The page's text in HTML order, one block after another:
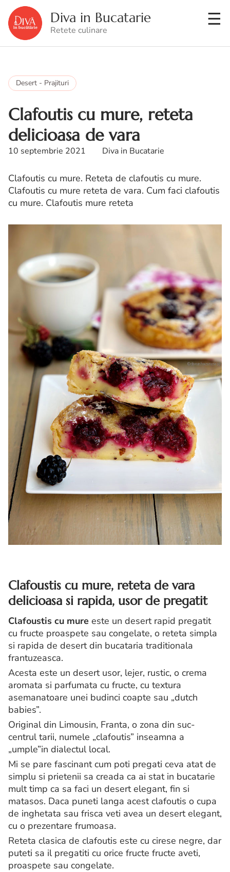
Diva in Bucatarie
Retete culinare
Desert - Prajituri
Clafoutis cu mure, reteta
delicioasa de vara
10 septembrie 2021 Diva in Bucatarie
Clafoutis cu mure. Reteta de clafoutis cu mure.
Clafoutis cu mure reteta de vara. Cum faci clafoutis
cu mure. Clafoutis mure reteta
Clafoustis cu mure, reteta de vara
delicioasa si rapida, usor de pregatit
Clafoustis cu mure este un desert rapid pregatit
cu fructe proaspete sau congelate, o reteta simpla
si rapida de desert din bucataria traditionala
frantuzeasca.
Acesta este un desert usor, lejer, rustic, o crema
aromata si parfumata cu fructe, cu textura
asemanatoare unei budinci coapte sau „dutch
babies”.
Original din Limousin, Franta, o zona din suc-
centrul tarii, numele „clafoutis” inseamna a
„umple”in dialectul local.
Mi se pare fascinant cum poti pregati ceva atat de
simplu si prietenii sa creada ca ai stat in bucatarie
mult timp ca sa faci un desert elegant, fin si
matasos. Daca puneti langa acest clafoutis o cupa
de inghetata sau frisca veti avea un desert elegant,
cu o prezentare frumoasa.
Reteta clasica de clafoutis este cu cirese negre, dar
puteti sa il pregatiti cu orice fructe fructe aveti,
proaspete sau congelate.